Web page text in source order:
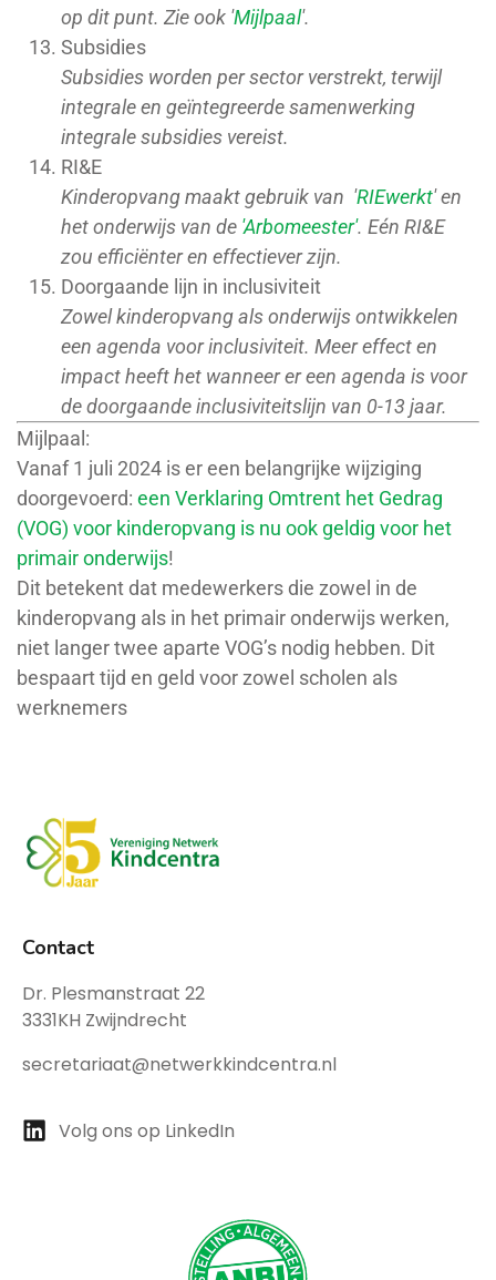
op dit punt. Zie ook 'Mijlpaal'.
Subsidies
Subsidies worden per sector verstrekt, terwijl
integrale en geïntegreerde samenwerking
integrale subsidies vereist.
RI&E
Kinderopvang maakt gebruik van 'RIEwerkt' en
het onderwijs van de 'Arbomeester'. Eén RI&E
zou efficiënter en effectiever zijn.
Doorgaande lijn in inclusiviteit
Zowel kinderopvang als onderwijs ontwikkelen
een agenda voor inclusiviteit. Meer effect en
impact heeft het wanneer er een agenda is voor
de doorgaande inclusiviteitslijn van 0-13 jaar.
Mijlpaal:
Vanaf 1 juli 2024 is er een belangrijke wijziging
doorgevoerd: een Verklaring Omtrent het Gedrag
(VOG) voor kinderopvang is nu ook geldig voor het
primair onderwijs!
Dit betekent dat medewerkers die zowel in de
kinderopvang als in het primair onderwijs werken,
niet langer twee aparte VOG’s nodig hebben. Dit
bespaart tijd en geld voor zowel scholen als
werknemers
Contact
Dr. Plesmanstraat 22
3331KH Zwijndrecht
secretariaat@netwerkkindcentra.nl
Volg ons op LinkedIn